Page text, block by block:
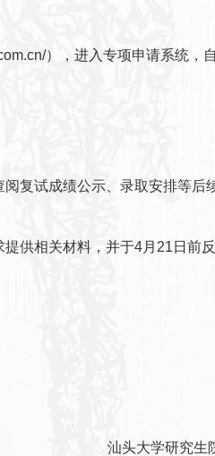
），进入专项申请系统，自
复试成绩公示、录取安排等后
供相关材料，并于4月21日前反
汕头大学研究生